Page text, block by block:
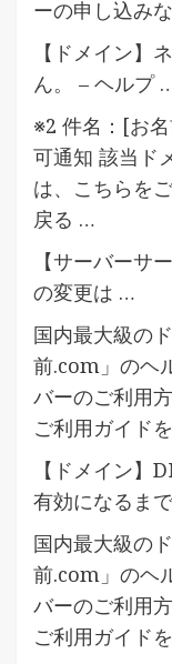
ーの申し込み
【ドメイン】
ん。 – ヘルプ
※2 件名：[お
可通知 該当ド
は、こちらを
戻る …
【サーバーサ
の変更は …
国内最大級の
前.com」のヘ
バーのご利用
ご利用ガイド
【ドメイン】
有効になるま
国内最大級の
前.com」のヘ
バーのご利用
ご利用ガイド